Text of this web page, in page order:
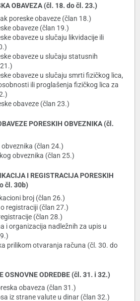
OBAVEZA (čl. 18. do čl. 23.)
poreske obaveze (član 18.)
obaveze (član 19.)
obaveze u slučaju likvidacije ili
obaveze u slučaju statusnih
obaveze u slučaju smrti fizičkog lica,
ili proglašenja fizičkog lica za
obaveze (član 23.)
PORESKIH OBVEZNIKA (čl.
(član 24.)
obveznika (član 25.)
I REGISTRACIJA PORESKIH
čl. 30b)
broj (član 26.)
registraciji (član 27.)
(član 28.)
i organizacija nadležnih za upis u
prilikom otvaranja računa (čl. 30. do
OSNOVNE ODREDBE (čl. 31. i 32.)
obaveza (član 31.)
iz strane valute u dinar (član 32.)